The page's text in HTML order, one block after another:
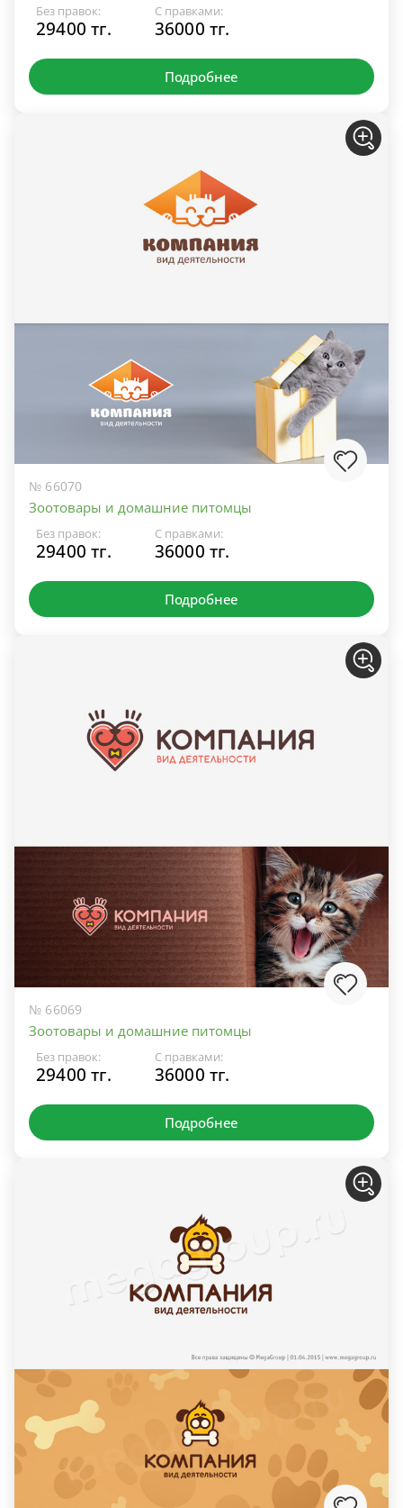
Без правок:
29400 тг.
С правками:
36000 тг.
Подробнее
№ 66070
Зоотовары и домашние питомцы
Без правок:
29400 тг.
С правками:
36000 тг.
Подробнее
№ 66069
Зоотовары и домашние питомцы
Без правок:
29400 тг.
С правками:
36000 тг.
Подробнее